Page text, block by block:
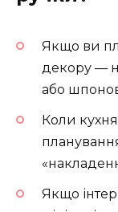
Якщо ви
декору —
або
Коли
Якщо